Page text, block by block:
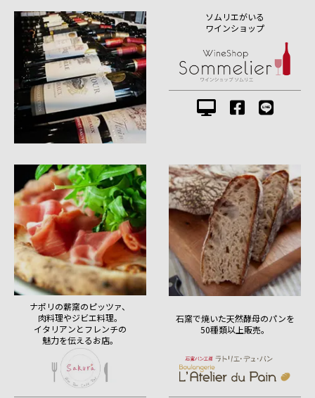
ソムリエがいる
ワインショップ
ナポリの薪窯のピッツァ、
肉料理やジビエ料理。
イタリアンとフレンチの
魅力を伝えるお店。
石窯で焼いた天然酵母のパンを
50種類以上販売。